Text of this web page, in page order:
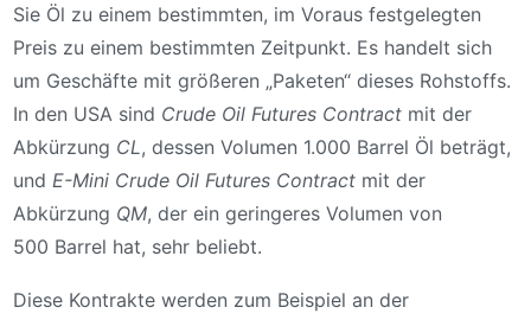
Sie Öl zu einem bestimmten, im Voraus festgelegten
Preis zu einem bestimmten Zeitpunkt. Es handelt sich
um Geschäfte mit größeren „Paketen“ dieses Rohstoffs.
In den USA sind Crude Oil Futures Contract mit der
Abkürzung CL, dessen Volumen 1.000 Barrel Öl beträgt,
und E-Mini Crude Oil Futures Contract mit der
Abkürzung QM, der ein geringeres Volumen von
500 Barrel hat, sehr beliebt.
Diese Kontrakte werden zum Beispiel an der